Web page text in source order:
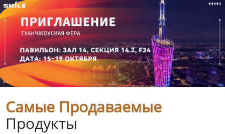
Самые Продаваемые
Продукты